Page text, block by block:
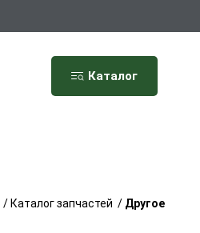
Каталог
/ Каталог запчастей / Другое